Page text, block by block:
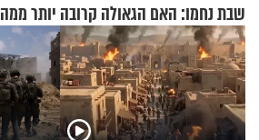
שבת נחמו: האם הגאולה קרובה יותר